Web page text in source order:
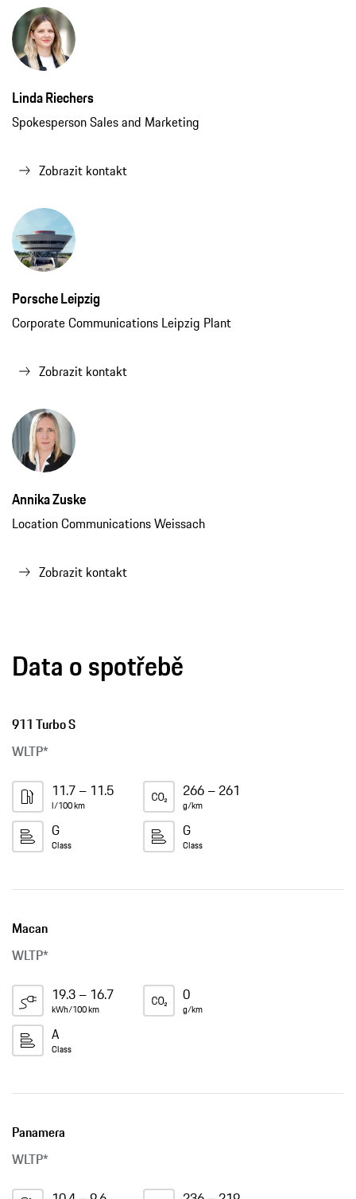
Zobrazit kontakt
Porsche Leipzig
Zobrazit kontakt
Annika Zuske
Zobrazit kontakt
11.7 – 11.5
Class
Macan
WLTP*
kWh/100 km g/km
Panamera
WLTP*
l/100 km g/km
Class